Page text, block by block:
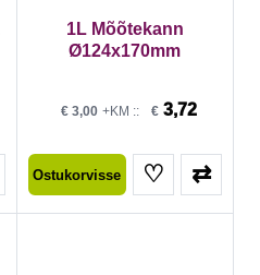
1L Mõõtekann
Ø124x170mm
€ 3,00 +KM :: € 3,72
Ostukorvisse ♡ ⇄